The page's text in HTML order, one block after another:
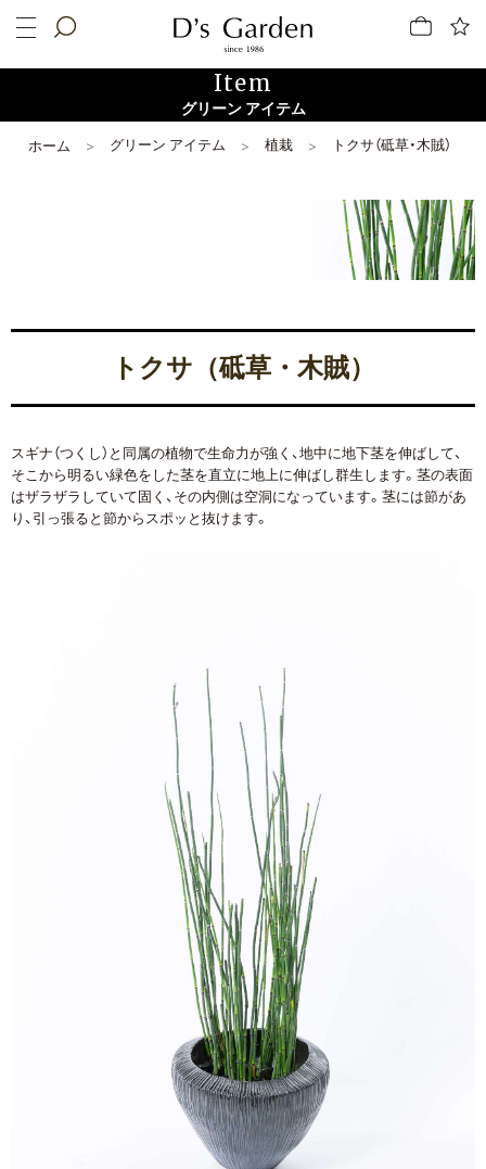
Item
グリーン アイテム
ホーム グリーン アイテム 植栽 トクサ（砥草・木賊）
トクサ（砥草・木賊）
スギナ（つくし）と同属の植物で生命力が強く、地中に地下茎を伸ばして、
そこから明るい緑色をした茎を直立に地上に伸ばし群生します。茎の表面
はザラザラしていて固く、その内側は空洞になっています。茎には節があ
り、引っ張ると節からスポッと抜けます。